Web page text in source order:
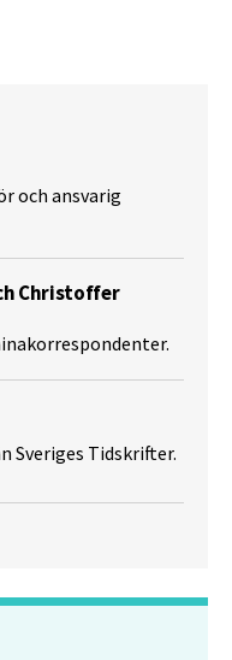
och ansvarig
Christoffer
Sveriges Tidskrifter.